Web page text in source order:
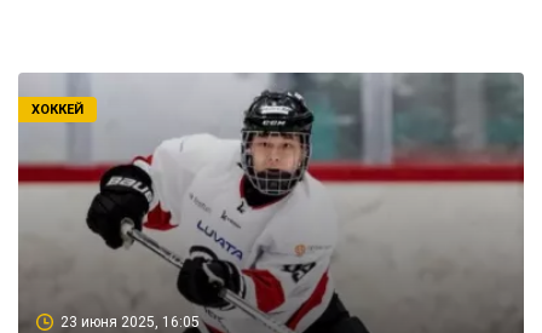
23 июня 2025, 16:05
ХОККЕЙ